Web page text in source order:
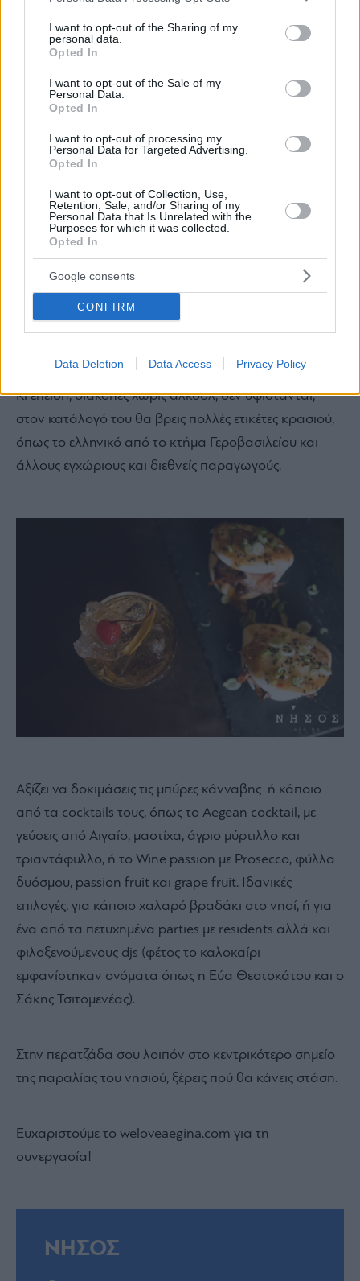
not limited to your visit or usage behaviour. You may click to
grant or deny consent to Google and its third-party tags to
use your data for below specified purposes in below Google
consent section.
I want to opt-out of the Sharing of my
personal data.
Opted In
I want to opt-out of the Sale of my
Personal Data.
Opted In
I want to opt-out of processing my
Personal Data for Targeted Advertising.
Opted In
I want to opt-out of Collection, Use,
Retention, Sale, and/or Sharing of my
Personal Data that Is Unrelated with the
Purposes for which it was collected.
Opted In
Google consents
CONFIRM
Data Deletion Data Access Privacy Policy
Στο μενού θα βρεις και Asian food, με πιάτα όπως
Gyosas με γαρίδες ή Bao Buns με ψητό χοιρινό και
γλυκόξινη sauce, καθώς και κάποια μεξικάνικα πιάτα.
Μην αμελήσεις να δοκιμάσεις τα nachos με πικάντικο
Κι επειδή, διακοπές χωρίς αλκοόλ, δεν υφίστανται,
στον κατάλογό του θα βρεις πολλές ετικέτες κρασιού,
όπως το ελληνικό από το κτήμα Γεροβασιλείου και
άλλους εγχώριους και διεθνείς παραγωγούς.
Αξίζει να δοκιμάσεις τις μπύρες κάνναβης ή κάποιο
από τα cocktails τους, όπως το Aegean cocktail, με
γεύσεις από Αιγαίο, μαστίχα, άγριο μύρτιλλο και
τριαντάφυλλο, ή το Wine passion με Prosecco, φύλλα
δυόσμου, passion fruit και grape fruit. Ιδανικές
επιλογές, για κάποιο χαλαρό βραδάκι στο νησί, ή για
ένα από τα πετυχημένα parties με residents αλλά και
φιλοξενούμενους djs (φέτος το καλοκαίρι
εμφανίστηκαν ονόματα όπως η Εύα Θεοτοκάτου και ο
Σάκης Τσιτομενέας).
Στην περατζάδα σου λοιπόν στο κεντρικότερο σημείο
της παραλίας του νησιού, ξέρεις πού θα κάνεις στάση.
Ευχαριστούμε το weloveaegina.com για τη
συνεργασία!
ΝΗΣΟΣ